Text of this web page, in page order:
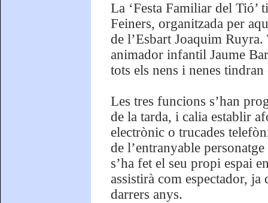
La ‘Festa Familiar del Tió’
Feiners, organitzada per
de l’Esbart Joaquim
animador infantil Jaume
tots els nens i nenes
Les tres funcions s’han
de la tarda, i calia establir
electrònic o trucades
de l’entranyable
s’ha fet el seu propi espai
assistirà com espectador,
darrers anys.